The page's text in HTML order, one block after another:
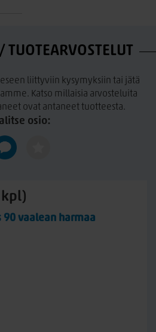
TUOTEARVOSTELUT
liittyviin kysymyksiin tai jätä
Katso millaisia arvosteluita
ovat antaneet tuotteesta.
osio:
kpl)
90 vaalean harmaa